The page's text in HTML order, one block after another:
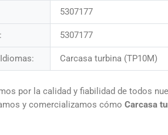
5307177
5307177
Carcasa turbina (TP10M)
por la calidad y fiabilidad de todos
y comercializamos cómoCarcasa